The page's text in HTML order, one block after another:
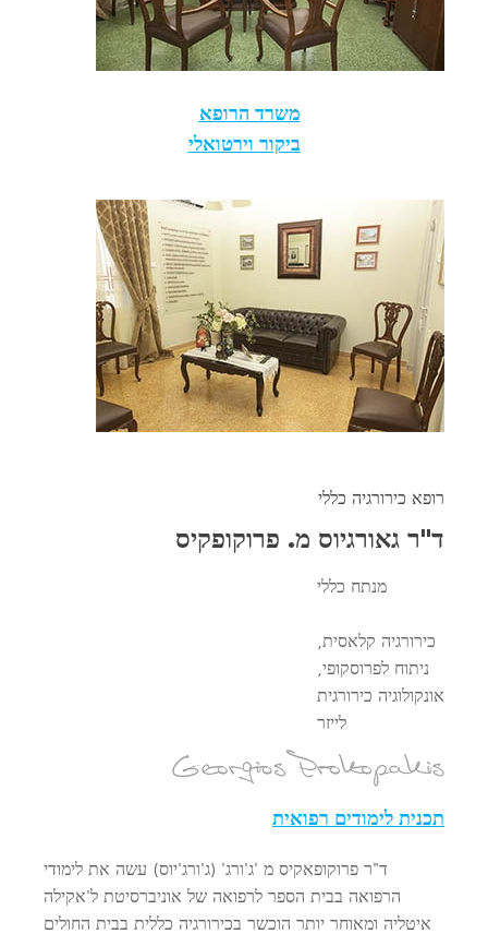
משרד הרופא
ביקור וירטואלי
רופא כירורגיה כללי
ד"ר גאורגיוס מ. פרוקופקיס
מנתח כללי
כירורגיה קלאסית,
ניתוח לפרוסקופי,
אונקולוגיה כירורגית
לייזר
תכנית לימודים רפואית
ד"ר פרוקופאקיס מ 'ג'ורג' (ג'ורג'יוס) עשה את לימודי
הרפואה בבית הספר לרפואה של אוניברסיטת ל'אקילה
איטליה ומאוחר יותר הוכשר בכירורגיה כללית בבית החולים